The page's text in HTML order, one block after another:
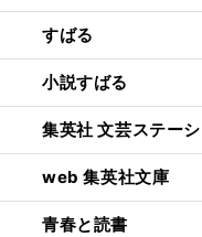
すばる
小説すばる
集英社 文芸ステー
web 集英社文庫
青春と読書